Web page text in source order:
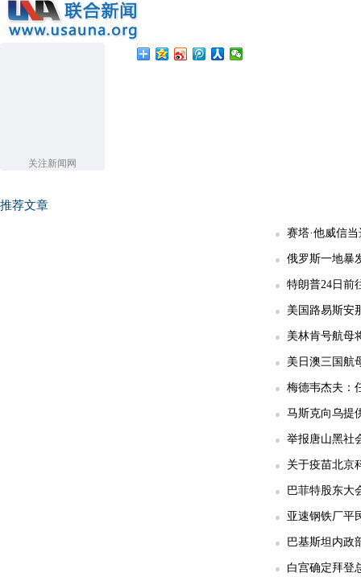
关注新闻网
推荐文章
赛塔·他威信
俄罗斯一地暴
特朗普24日前
美国路易斯安
美林肯号航母
美日澳三国航
梅德韦杰夫：
马斯克向乌提
举报唐山黑社
关于疫苗北京
巴菲特股东大
亚速钢铁厂平
巴基斯坦内政
白宫确定拜登